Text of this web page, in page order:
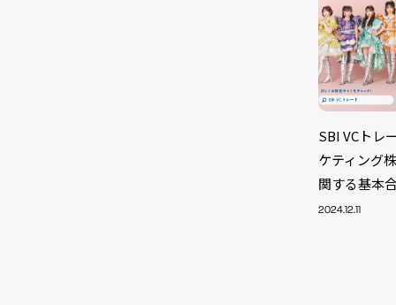
SBI VCトレ
ケティング
関する基本
2024.12.11